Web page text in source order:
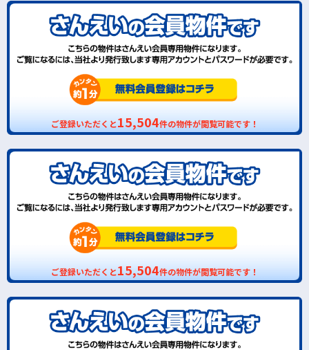
ご登録いただくと15,504件の物件が閲覧可能です！
ご登録いただくと15,504件の物件が閲覧可能です！